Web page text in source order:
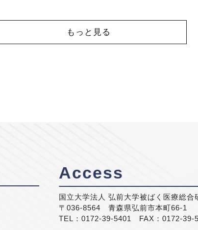
もっと見る
Access
国立大学法人 弘前大学被ばく医療総合
〒036-8564 青森県弘前市本町66-1
TEL：0172-39-5401 FAX：0172-39-